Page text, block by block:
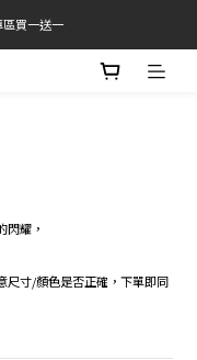
灣本島)
區買一送一
本島)
閃耀，
尺寸/顏色是否正確，下單即同